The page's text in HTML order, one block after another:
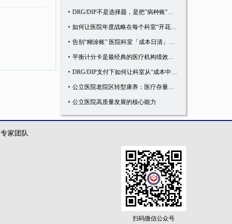
DRG/DIP不是选择题，是把"病种账"算清楚就能活下来的生存题
如何让医院年度战略在每个科室“开花结果”
告别“糊涂账” 医院科室「成本日清」管控法
平衡计分卡是最经典的医疗机构绩效考核模式
DRG/DIP支付下如何让科室从“成本中心”变成“利润中心”
公立医院老院区转型康养：医疗存量资源的民生新解法
公立医院高质量发展的核心能力
专家团队
扫码微信公众号